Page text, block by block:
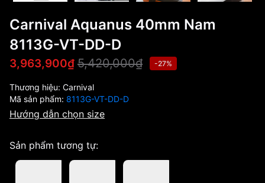
Carnival Aquanus 40mm Nam
8113G-VT-DD-D
3,963,900₫ 5,420,000₫ -27%
Thương hiệu: Carnival
Mã sản phẩm: 8113G-VT-DD-D
Hướng dẫn chọn size
Sản phẩm tương tự: